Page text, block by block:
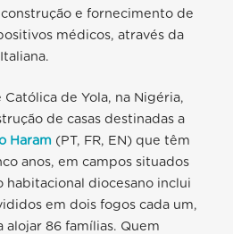
e fornecimento de
médicos, através da
de Yola, na Nigéria,
de casas destinadas a
Haram (PT, FR, EN) que têm
anos, em campos situados
habitacional diocesano inclui
em dois fogos cada um,
alojar 86 famílias. Quem